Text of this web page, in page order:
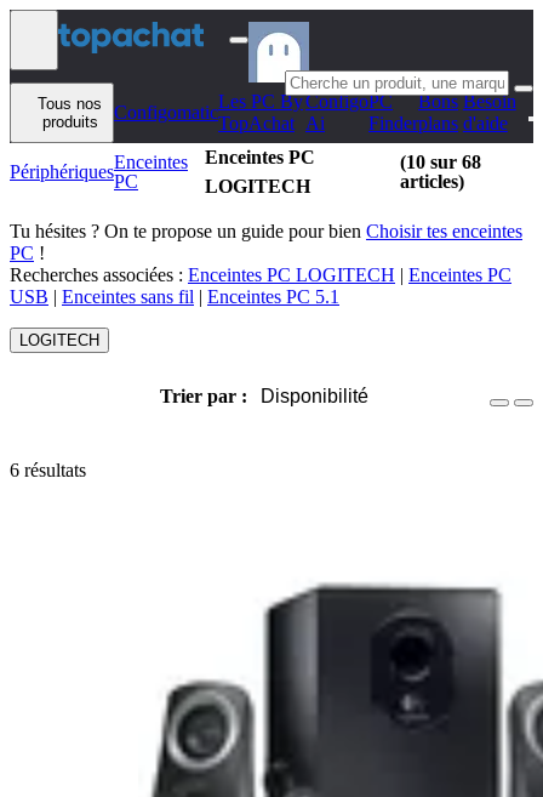
Aller au contenu
Tous nos
produits
Configomatic
Les PC By
TopAchat
Configo
Ai
PC
Finder
Bons
plans
Besoin
d'aide
PériphériquesEnceintes
PC
Enceintes PC
LOGITECH
(10 sur 68
articles)
Tu hésites ? On te propose un guide pour bien Choisir tes enceintes
PC !
Recherches associées : Enceintes PC LOGITECH | Enceintes PC
USB | Enceintes sans fil | Enceintes PC 5.1
LOGITECH
Trier par : Disponibilité
6 résultats